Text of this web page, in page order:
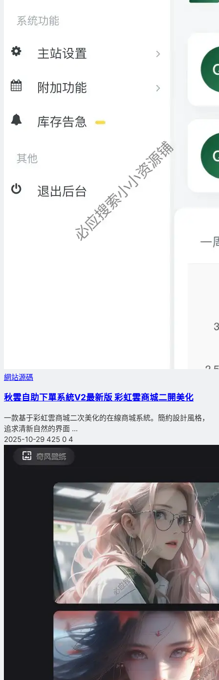
網站源碼
秋雲自助下單系統V2最新版 彩虹雲商城二開美化
一款基于彩虹雲商城二次美化的在線商城系統。簡約設計風格，
追求清新自然的界面 ...
2025-10-29 425 0 4